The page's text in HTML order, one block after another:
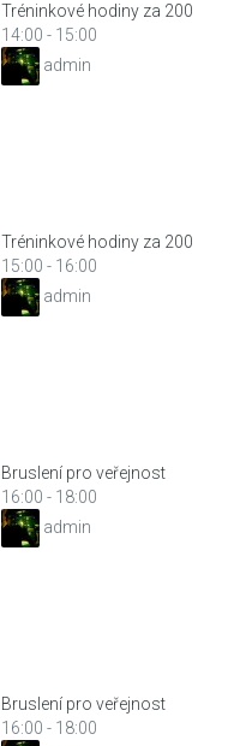
Tréninkové hodiny za 200
14:00 - 15:00
admin
Tréninkové hodiny za 200
15:00 - 16:00
admin
Bruslení pro veřejnost
16:00 - 18:00
admin
Bruslení pro veřejnost
16:00 - 18:00